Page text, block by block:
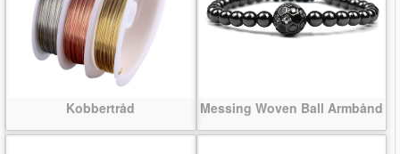
Kobbertråd Messing Woven Ball Armbånd